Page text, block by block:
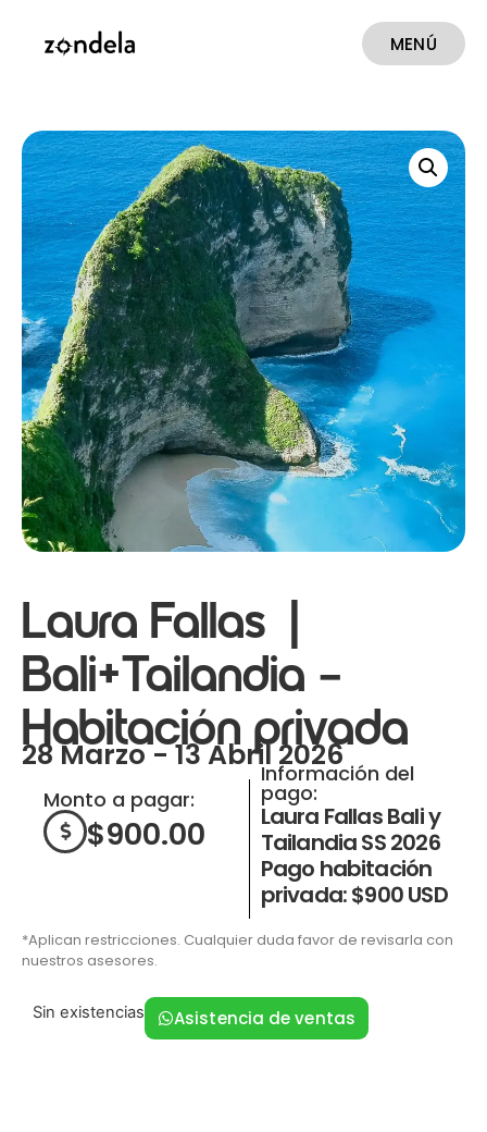
MENÚ
Laura Fallas |
Bali+Tailandia –
Habitación privada
28 Marzo - 13 Abril 2026
Monto a pagar:
$900.00
Información del
pago:
Laura Fallas Bali y
Tailandia SS 2026
Pago habitación
privada: $900 USD
*Aplican restricciones. Cualquier duda favor de revisarla con
nuestros asesores.
Sin existencias Asistencia de ventas